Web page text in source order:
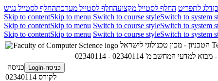
דלג לתפריט החלף לסטייל מקצועהחלף לסטייל מערכתהחלף לסטייל נגיש
Skip to contentSkip to menu Switch to course styleSwitch to system
Skip to contentSkip to menu Switch to course styleSwitch to system
Skip to contentSkip to menu Switch to course styleSwitch to system
02340114 - מבוא למדעי המחשב מ'
כניסה-Login
כניסה
לקורס 02340114